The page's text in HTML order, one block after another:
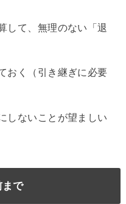
して、無理のない「退
おく（引き継ぎに必要
しないことが望ましい
まで